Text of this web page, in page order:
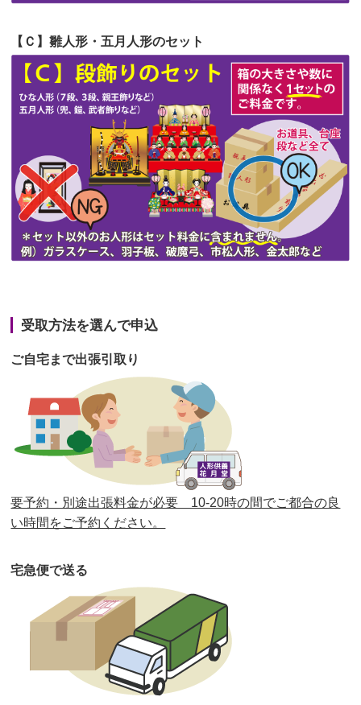
第50回人形供養祭令和4年3月15日(火)
第49回人形供養祭令和4年1月17日(月)
第48回人形供養祭令和3年12月3日(金)
第47回人形供養祭 令和3年10月11日(月)
第46回人形供養祭 令和3年9月13日(月)
第45回人形供養祭令和3年7月12日(月)
第44回人形供養祭令和3年6月3日(木)
第43回人形供養祭令和3年4月23日(金)
第39回人形供養祭令和2年10月22日(木)
第38回人形供養祭 令和2年8月26日(水)
第37回人形供養祭 令和2年6月8日(月)
第36回人形供養祭 令和2年4月16日(木)
第35回人形供養祭令和2年2月13日(木)
第33回人形供養祭
第32回人形供養祭 令和元年6月12日(水)
第31回人形供養祭 平成31年3月13日(水)
第30回人形供養祭平成30年11月28日(水)
【Ｃ】雛人形・五月人形のセット
受取方法を選んで申込
ご自宅まで出張引取り
要予約・別途出張料金が必要 10-20時の間でご都合の良
い時間をご予約ください。
宅急便で送る